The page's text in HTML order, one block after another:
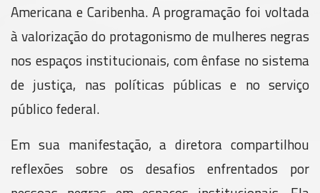
Americana e Caribenha. A programação foi voltada
à valorização do protagonismo de mulheres negras
nos espaços institucionais, com ênfase no sistema
de justiça, nas políticas públicas e no serviço
público federal.
Em sua manifestação, a diretora compartilhou
reflexões sobre os desafios enfrentados por